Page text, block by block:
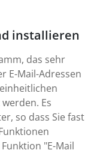
installieren
das sehr
E-Mail-Adressen
Es
so dass Sie fast
"E-Mail